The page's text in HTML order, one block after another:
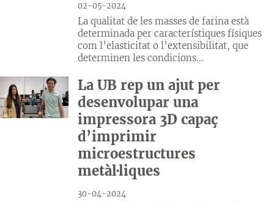
02-05-2024
La qualitat de les masses de farina està
determinada per característiques físiques
com l’elasticitat o l’extensibilitat, que
determinen les condicions...
La UB rep un ajut per
desenvolupar una
impressora 3D capaç
d’imprimir
microestructures
metàl·liques
30-04-2024